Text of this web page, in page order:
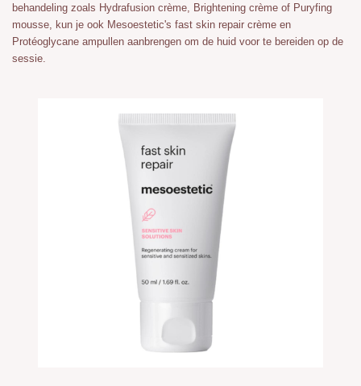
behandeling zoals Hydrafusion crème, Brightening crème of Puryfing
mousse, kun je ook Mesoestetic's fast skin repair crème en
Protéoglycane ampullen aanbrengen om de huid voor te bereiden op de
sessie.